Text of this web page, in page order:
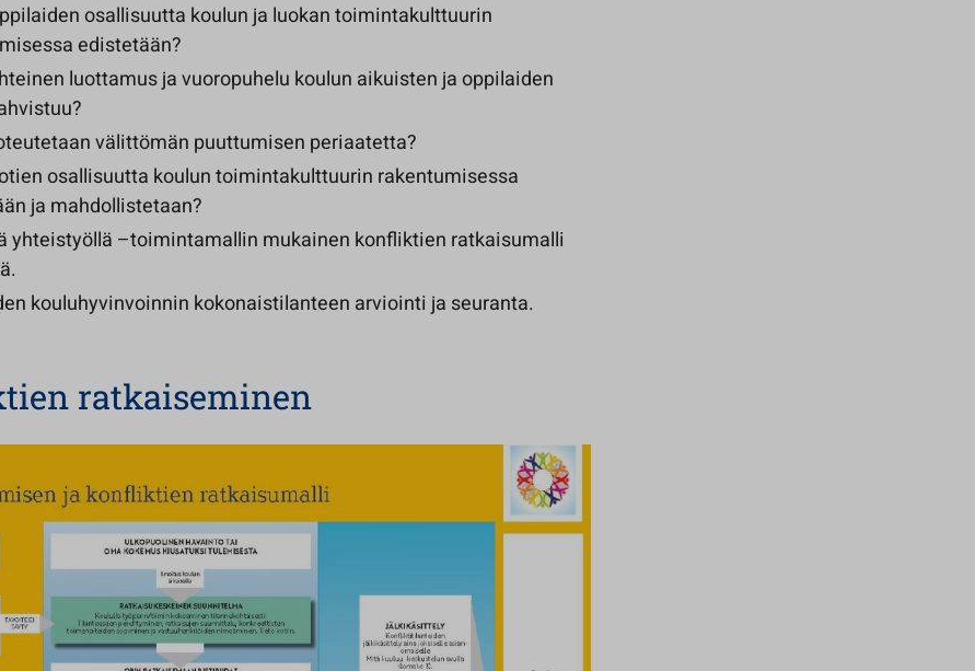
osallisuutta koulun ja luokan toimintakulttuurin
edistetään?
luottamus ja vuoropuhelu koulun aikuisten ja oppilaiden
välittömän puuttumisen periaatetta?
osallisuutta koulun toimintakulttuurin rakentumisessa
ja mahdollistetaan?
yhteistyöllä –toimintamallin mukainen konfliktien ratkaisumalli
kouluhyvinvoinnin kokonaistilanteen arviointi ja seuranta.
ratkaiseminen